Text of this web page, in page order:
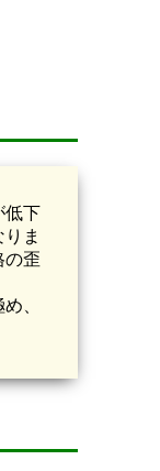
低下
ま
の歪
、